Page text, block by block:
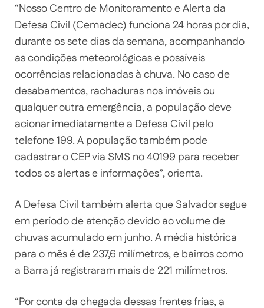
“Nosso Centro de Monitoramento e Alerta da
Defesa Civil (Cemadec) funciona 24 horas por dia,
durante os sete dias da semana, acompanhando
as condições meteorológicas e possíveis
ocorrências relacionadas à chuva. No caso de
desabamentos, rachaduras nos imóveis ou
qualquer outra emergência, a população deve
acionar imediatamente a Defesa Civil pelo
telefone 199. A população também pode
cadastrar o CEP via SMS no 40199 para receber
todos os alertas e informações”, orienta.
A Defesa Civil também alerta que Salvador segue
em período de atenção devido ao volume de
chuvas acumulado em junho. A média histórica
para o mês é de 237,6 milímetros, e bairros como
a Barra já registraram mais de 221 milímetros.
“Por conta da chegada dessas frentes frias, a